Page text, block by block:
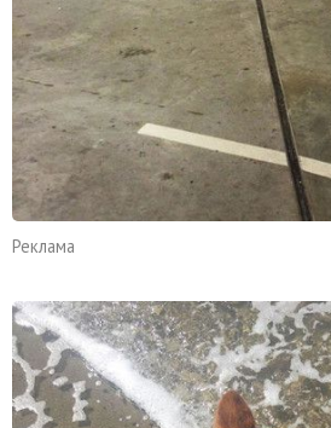
Реклама